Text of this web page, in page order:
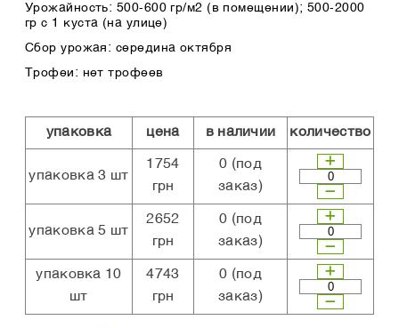
Урожайность: 500-600 гр/м2 (в помещении); 500-2000
гр с 1 куста (на улице)
Сбор урожая: середина октября
Трофеи: нет трофеев
упаковка цена в наличии количество
упаковка 3 шт
1754
грн
0 (под
заказ)
упаковка 5 шт
2652
грн
0 (под
заказ)
упаковка 10
шт
4743
грн
0 (под
заказ)